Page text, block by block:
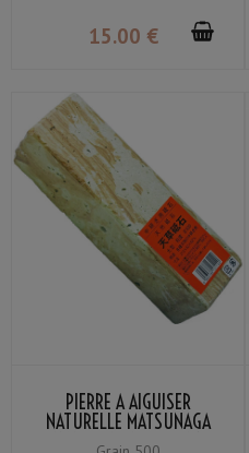
15.00 €
PIERRE À AIGUISER
NATURELLE MATSUNAGA
AMAKUSA LARGE GRAIN